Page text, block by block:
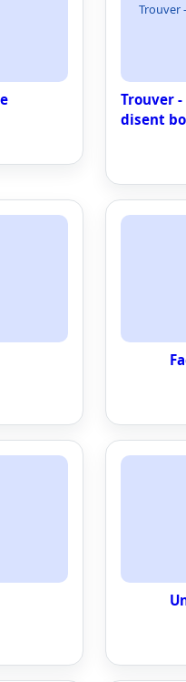
Trouver
Trouver
disent